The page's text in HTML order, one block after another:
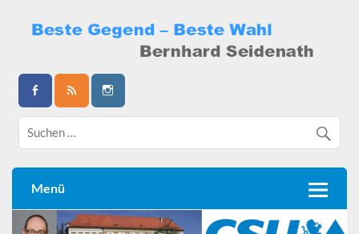
content
Bernhard Seidenath
Menü